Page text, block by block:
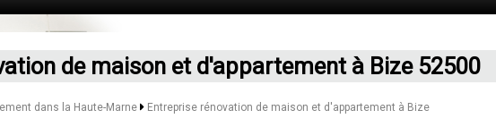
de maison et d'appartement à Bize 52500
dans la Haute-Marne Entreprise rénovation de maison et d'appartement à Bize